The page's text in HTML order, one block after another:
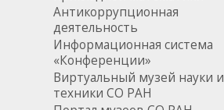
Антикоррупционная
деятельность
Информационная система
«Конференции»
Виртуальный музей науки и
техники СО РАН